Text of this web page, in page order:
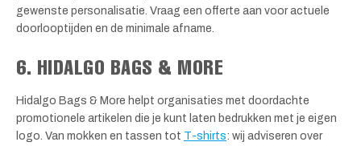
gewenste personalisatie. Vraag een offerte aan voor actuele
doorlooptijden en de minimale afname.
6. HIDALGO BAGS & MORE
Hidalgo Bags & More helpt organisaties met doordachte
promotionele artikelen die je kunt laten bedrukken met je eigen
logo. Van mokken en tassen tot T-shirts: wij adviseren over